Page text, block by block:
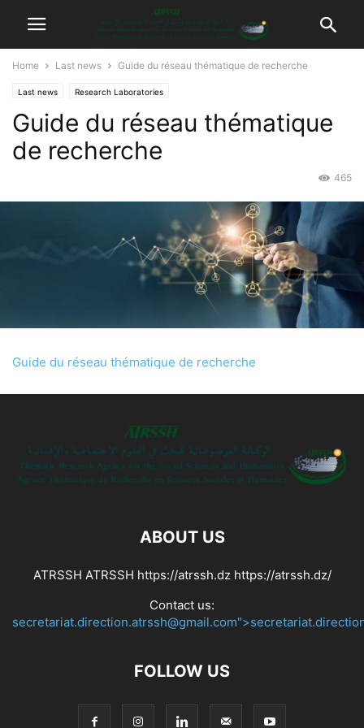
Home Last news Guide du réseau thématique de recherche
Last news Research Laboratories
Guide du réseau thématique
de recherche
465
Guide du réseau thématique de recherche
ABOUT US
ATRSSH ATRSSH https://atrssh.dz https://atrssh.dz/
Contact us:
FOLLOW US